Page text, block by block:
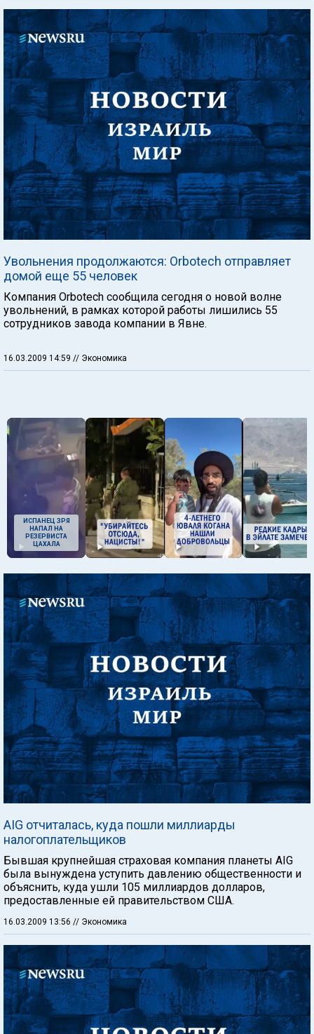
Увольнения продолжаются: Orbotech отправляет
домой еще 55 человек
Компания Orbotech сообщила сегодня о новой волне
увольнений, в рамках которой работы лишились 55
сотрудников завода компании в Явне.
16.03.2009 14:59 // Экономика
ИСПАНЕЦ ЗРЯ
НАПАЛ НА
РЕЗЕРВИСТА
ЦАХАЛА
AIG отчиталась, куда пошли миллиарды
налогоплательщиков
Бывшая крупнейшая страховая компания планеты AIG
была вынуждена уступить давлению общественности и
объяснить, куда ушли 105 миллиардов долларов,
предоставленные ей правительством США.
16.03.2009 13:56 // Экономика